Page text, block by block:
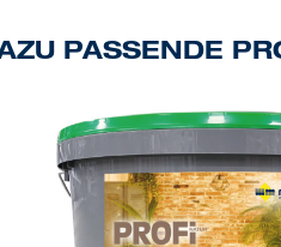
PASSENDE